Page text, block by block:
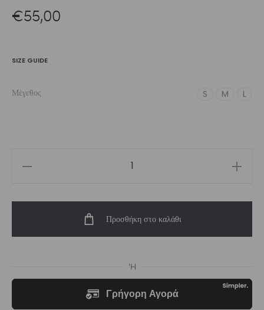
€55,00
SIZE GUIDE
Μέγεθος S M L
Short
Προσθήκη στο καλάθι